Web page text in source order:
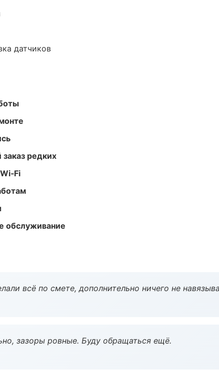
датчиков
редких
обслуживание
всё по смете, дополнительно ничего не
зазоры ровные. Буду обращаться ещё.